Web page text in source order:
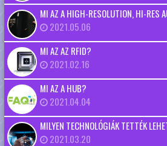
MI AZ A HIGH-RESOLUTION, HI-RES
2021.05.06
MI AZ AZ RFID?
2021.02.16
MI AZ A HUB?
2021.04.04
MILYEN TECHNOLÓGIÁK TETTÉK
2021.03.20